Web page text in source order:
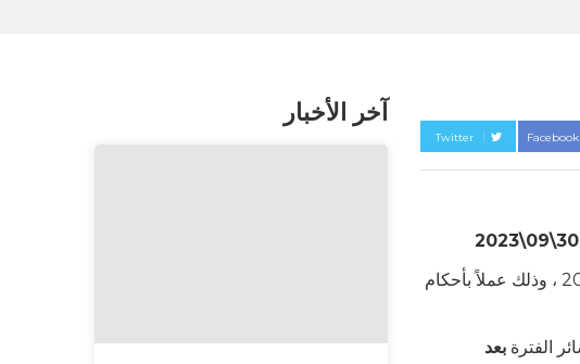
Twitter Facebook
أفصحت شركة الفلسطينية للاستثمار والانماء عن بياناتها المالية المرحلية مراجعة للشهور التسعة الأولى للعام 2023 ، وذلك عملاً بأحكام
بعد
آخر الأخبار